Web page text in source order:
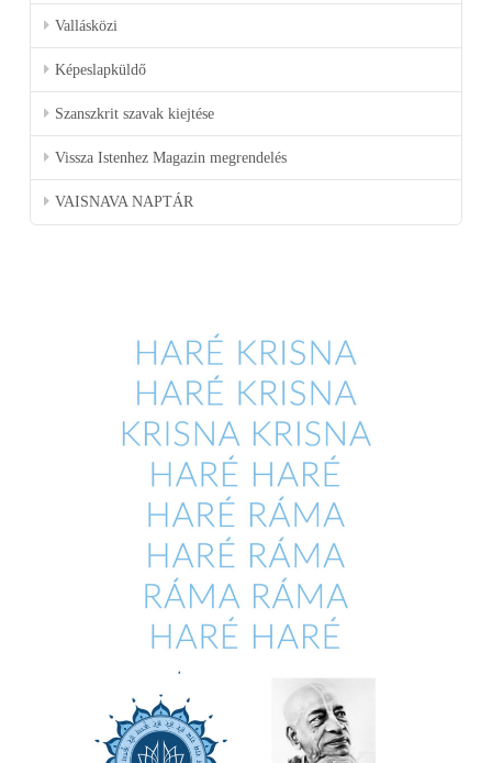
Vallásközi
Képeslapküldő
Szanszkrit szavak kiejtése
Vissza Istenhez Magazin megrendelés
VAISNAVA NAPTÁR